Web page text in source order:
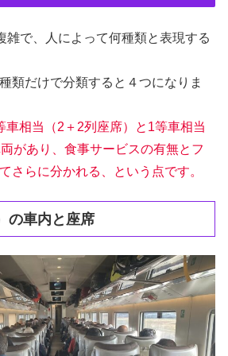
雑で、人によって何種類と表現する
類だけで分類すると４つになりま
車相当（2＋2列座席）と1等車相当
があり、食事サービスの有無とフ
さらに分かれる、という点です。
の車内と座席